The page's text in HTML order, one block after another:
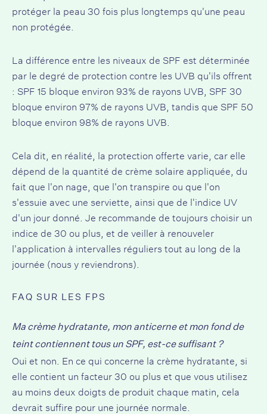
protéger la peau 30 fois plus longtemps qu'une peau
non protégée.
La différence entre les niveaux de SPF est déterminée
par le degré de protection contre les UVB qu'ils offrent
: SPF 15 bloque environ 93% de rayons UVB, SPF 30
bloque environ 97% de rayons UVB, tandis que SPF 50
bloque environ 98% de rayons UVB.
Cela dit, en réalité, la protection offerte varie, car elle
dépend de la quantité de crème solaire appliquée, du
fait que l'on nage, que l'on transpire ou que l'on
s'essuie avec une serviette, ainsi que de l'indice UV
d'un jour donné. Je recommande de toujours choisir un
indice de 30 ou plus, et de veiller à renouveler
l'application à intervalles réguliers tout au long de la
journée (nous y reviendrons).
FAQ SUR LES FPS
Ma crème hydratante, mon anticerne et mon fond de
teint contiennent tous un SPF, est-ce suffisant ?
Oui et non. En ce qui concerne la crème hydratante, si
elle contient un facteur 30 ou plus et que vous utilisez
au moins deux doigts de produit chaque matin, cela
devrait suffire pour une journée normale.